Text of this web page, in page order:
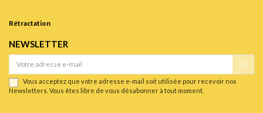
Rétractation
NEWSLETTER
Vous acceptez que votre adresse e-mail soit utilisée pour recevoir nos
Newsletters. Vous êtes libre de vous désabonner à tout moment.